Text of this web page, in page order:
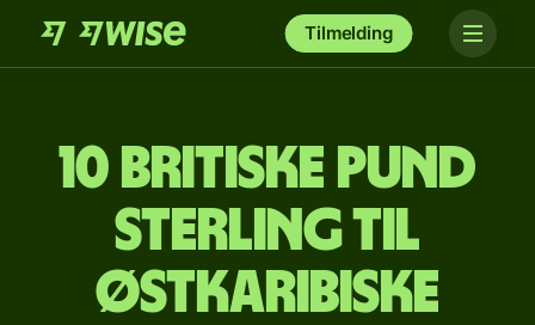
Tilmelding
10 britiske pund
sterling til
østkaribiske